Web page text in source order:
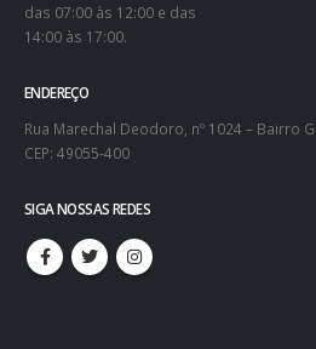
das 07:00 às 12:00 e das
14:00 às 17:00.
ENDEREÇO
Rua Marechal Deodoro, nº 1024 – Bairro
CEP: 49055-400
SIGA NOSSAS REDES